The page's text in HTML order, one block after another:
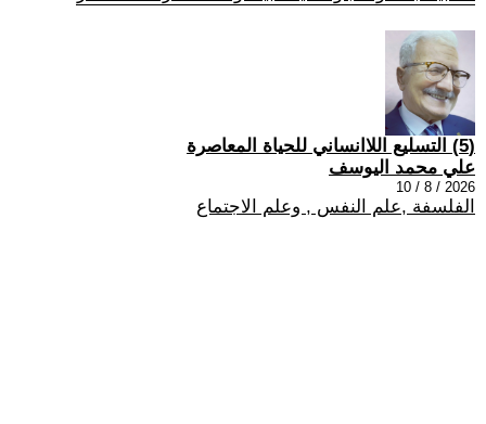
(5) التسليع اللاانساني للحياة المعاصرة
علي محمد اليوسف
2026 / 8 / 10
الفلسفة ,علم النفس , وعلم الاجتماع